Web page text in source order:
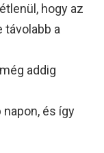
hogy az
távolabb a
addig
és így